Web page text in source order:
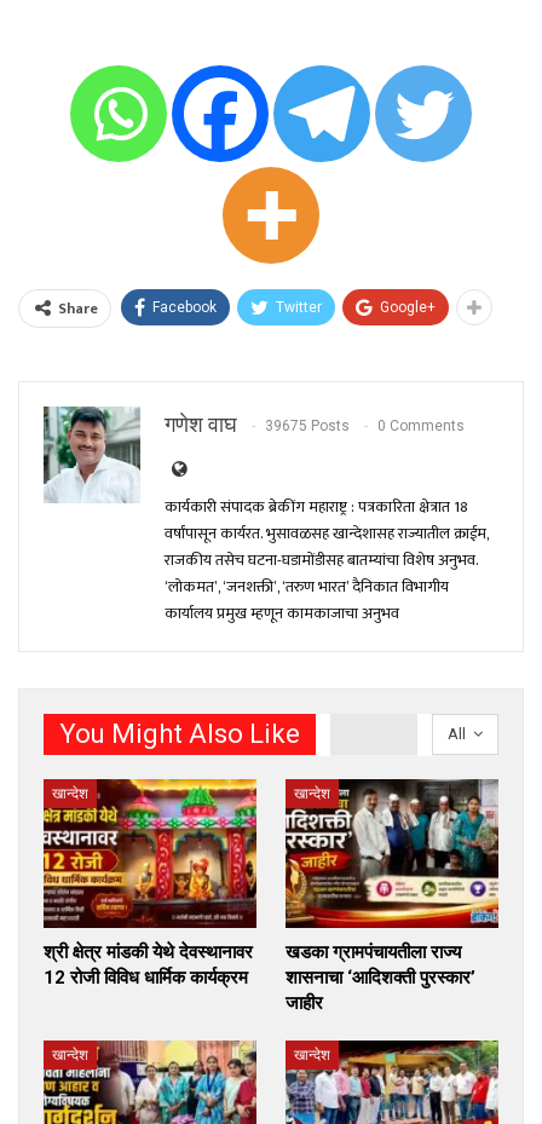
Share Facebook Twitter Google+
गणेश वाघ 39675 Posts 0 Comments
कार्यकारी संपादक ब्रेकींग महाराष्ट्र : पत्रकारिता क्षेत्रात 18
वर्षांपासून कार्यरत. भुसावळसह खान्देशासह राज्यातील क्राईम,
राजकीय तसेच घटना-घडामोंडीसह बातम्यांचा विशेष अनुभव.
‘लोकमत’, ‘जनशक्ती’, ‘तरुण भारत’ दैनिकात विभागीय
कार्यालय प्रमुख म्हणून कामकाजाचा अनुभव
All
You Might Also Like
खान्देश
श्री क्षेत्र मांडकी येथे देवस्थानावर
12 रोजी विविध धार्मिक कार्यक्रम
खान्देश
खडका ग्रामपंचायतीला राज्य
शासनाचा ‘आदिशक्ती पुरस्कार’
जाहीर
खान्देश खान्देश